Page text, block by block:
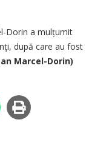
Dorin a mulțumit
după care au fost
Marcel-Dorin)